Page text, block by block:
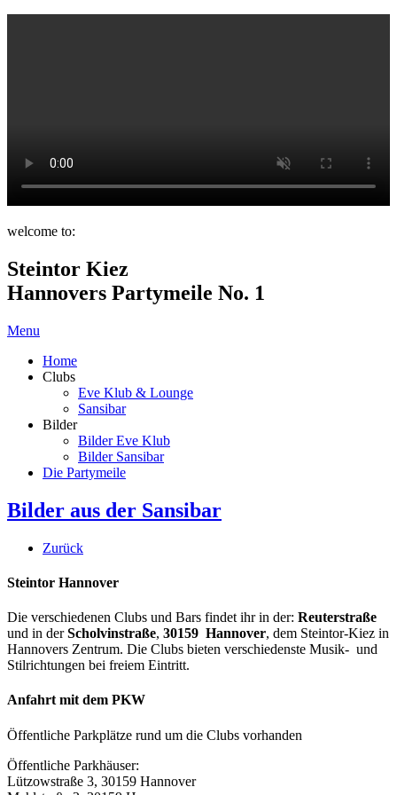
welcome to:
Steintor Kiez
Hannovers Partymeile No. 1
Menu
Home
Clubs
Eve Klub & Lounge
Sansibar
Bilder
Bilder Eve Klub
Bilder Sansibar
Die Partymeile
Bilder aus der Sansibar
Zurück
Steintor Hannover
Die verschiedenen Clubs und Bars findet ihr in der: Reuterstraße
und in derScholvinstraße, 30159 Hannover, dem Steintor-Kiez in
Hannovers Zentrum. Die Clubs bieten verschiedenste Musik- und
Stilrichtungen bei freiem Eintritt.
Anfahrt mit dem PKW
Öffentliche Parkplätze rund um die Clubs vorhanden
Öffentliche Parkhäuser:
Lützowstraße 3, 30159 Hannover